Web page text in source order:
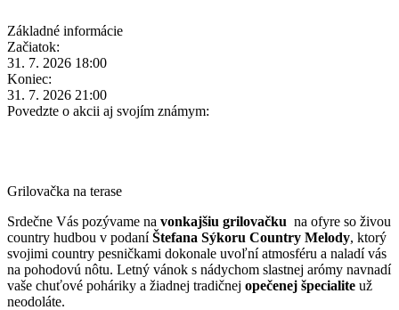
Základné informácie
Začiatok:
31. 7. 2026 18:00
Koniec:
31. 7. 2026 21:00
Povedzte o akcii aj svojím známym:
Grilovačka na terase
Srdečne Vás pozývame na vonkajšiu grilovačku na ofyre so živou
country hudbou v podaníŠtefana Sýkoru Country Melody, ktorý
svojimi country pesničkami dokonale uvoľní atmosféru a naladí vás
na pohodovú nôtu. Letný vánok s nádychom slastnej arómy navnadí
vaše chuťové poháriky a žiadnej tradičnej opečenej špecialite už
neodoláte.